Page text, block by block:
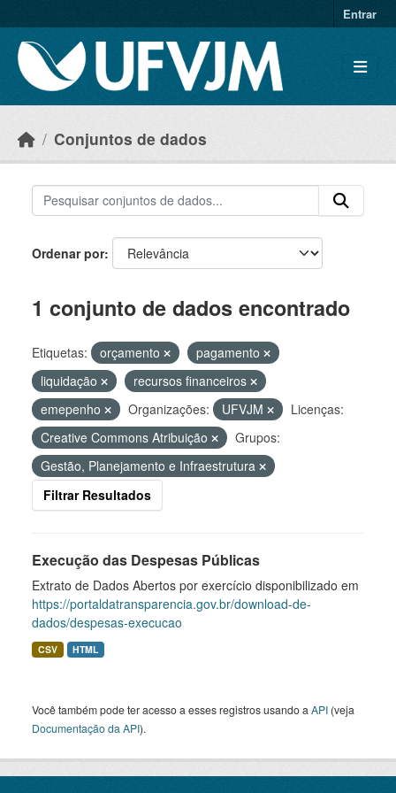
Entrar
Conjuntos de dados
Ordenar por
1 conjunto de dados encontrado
Etiquetas: orçamento
pagamento
liquidação
recursos financeiros
emepenho
Organizações: UFVJM
Licenças:
Creative Commons Atribuição
Grupos:
Gestão, Planejamento e Infraestrutura
Filtrar Resultados
Execução das Despesas Públicas
Extrato de Dados Abertos por exercício disponibilizado em
https://portaldatransparencia.gov.br/download-de-
dados/despesas-execucao
CSV HTML
Você também pode ter acesso a esses registros usando a API (veja
Documentação da API).